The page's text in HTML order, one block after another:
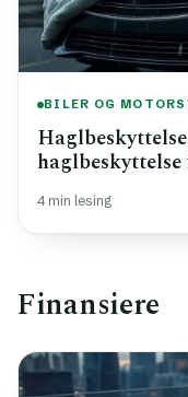
BILER OG
4 min lesing
Finansiere